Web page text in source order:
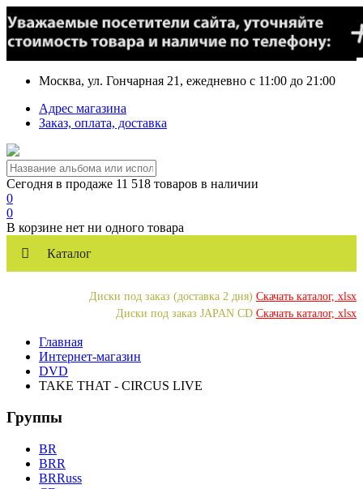
Москва, ул. Гончарная 21, ежедневно с 11:00 до 21:00
Адрес магазина
Заказ, оплата, доставка
Сегодня в продаже 11 518 товаров в наличии
0
0
В корзине нет ни одного товара
Каталог
Диски под заказ (доставка 2 дня) Скачать каталог, xlsx
Диски под заказ JAPAN CD Скачать каталог, xlsx
Главная
Интернет-магазин
DVD
TAKE THAT - CIRCUS LIVE
Группы
BR
BRR
BRRuss